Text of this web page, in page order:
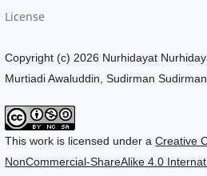
License
Copyright (c) 2026 Nurhidayat
Murtiadi Awaluddin, Sudirman Sudirman
This work is licensed under aCreative
NonCommercial-ShareAlike 4.0